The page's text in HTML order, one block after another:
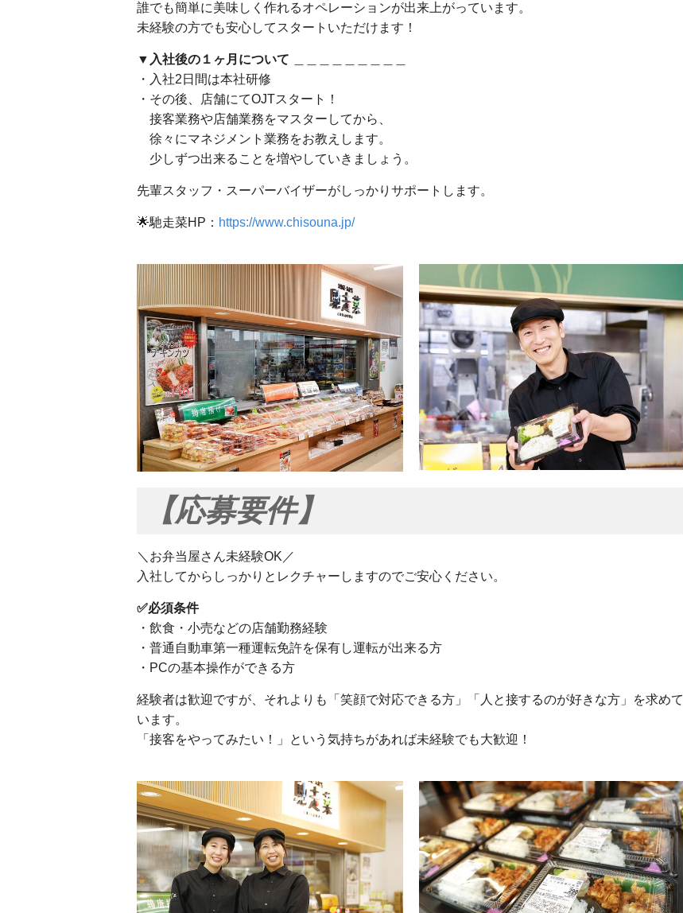
誰でも簡単に美味しく作れるオペレーションが出来上がっています。
未経験の方でも安心してスタートいただけます！
▼入社後の１ヶ月について
・入社2日間は本社研修
・その後、店舗にてOJTスタート！
接客業務や店舗業務をマスターしてから、
徐々にマネジメント業務をお教えします。
少しずつ出来ることを増やしていきましょう。
先輩スタッフ・スーパーバイザーがしっかりサポートします。
🌟馳走菜HP： https://www.chisouna.jp/
【応募要件】
＼お弁当屋さん未経験OK／
入社してからしっかりとレクチャーしますのでご安心ください。
✅必須条件
・飲食・小売などの店舗勤務経験
・普通自動車第一種運転免許を保有し運転が出来る方
・PCの基本操作ができる方
経験者は歓迎ですが、それよりも「笑顔で対応できる方」「人と接するのが好きな方」を求めて
います。
「接客をやってみたい！」という気持ちがあれば未経験でも大歓迎！